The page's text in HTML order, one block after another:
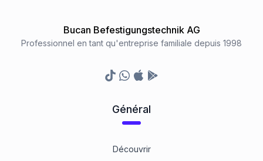
Bucan Befestigungstechnik AG
Professionnel en tant qu'entreprise familiale depuis 1998
TikTokWhatsapp
Appstore
Google Play Store
Général
Découvrir